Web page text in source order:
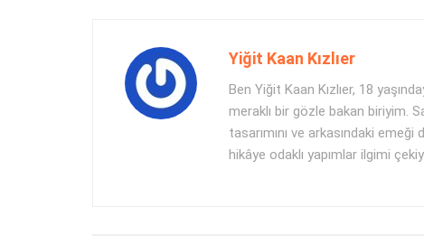
Yiğit Kaan Kızlıer
Ben Yiğit Kaan Kızlıer, 18
meraklı bir gözle bakan biriyim.
tasarımını ve arkasındaki
hikâye odaklı yapımlar ilgimi